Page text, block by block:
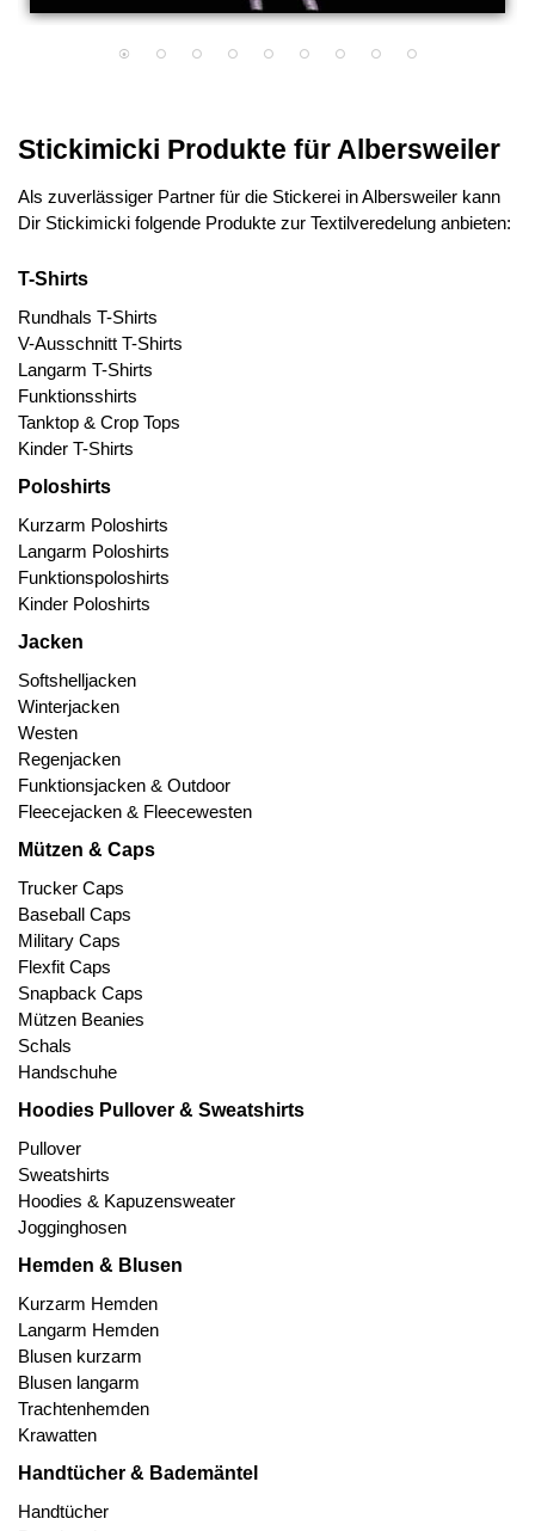
Stickimicki Produkte für Albersweiler
Als zuverlässiger Partner für die Stickerei in Albersweiler kann
Dir Stickimicki folgende Produkte zur Textilveredelung anbieten:
T-Shirts
Rundhals T-Shirts
V-Ausschnitt T-Shirts
Langarm T-Shirts
Funktionsshirts
Tanktop & Crop Tops
Kinder T-Shirts
Poloshirts
Kurzarm Poloshirts
Langarm Poloshirts
Funktionspoloshirts
Kinder Poloshirts
Jacken
Softshelljacken
Winterjacken
Westen
Regenjacken
Funktionsjacken & Outdoor
Fleecejacken & Fleecewesten
Mützen & Caps
Trucker Caps
Baseball Caps
Military Caps
Flexfit Caps
Snapback Caps
Mützen Beanies
Schals
Handschuhe
Hoodies Pullover & Sweatshirts
Pullover
Sweatshirts
Hoodies & Kapuzensweater
Jogginghosen
Hemden & Blusen
Kurzarm Hemden
Langarm Hemden
Blusen kurzarm
Blusen langarm
Trachtenhemden
Krawatten
Handtücher & Bademäntel
Handtücher